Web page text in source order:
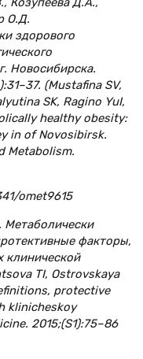
О.Д.
здорового
Новосибирска.
(Mustafina SV,
SK, Ragino YuI,
healthy obesity:
in of Novosibirsk.
Metabolism.
omet9615
Метаболически
факторы,
клинической
TI, Ostrovskaya
protective
klinicheskoy
2015;(S1):75–86